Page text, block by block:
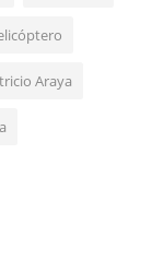
Araya